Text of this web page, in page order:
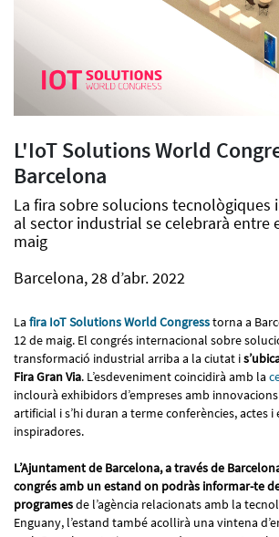
L'IoT Solutions World
Barcelona
La fira sobre solucions tecnològiques
al sector industrial se celebrarà entre
maig
Barcelona, 28 d’abr. 2022
La fira IoT Solutions World Congresstorna a
12 de maig. El congrés internacional sobre
transformació industrial arriba a la ciutat i
Fira Gran Via. L’esdeveniment coincidirà amb la
inclourà exhibidors d’empreses amb innovacions
artificial i s’hi duran a terme conferències, actes i
inspiradores.
L’Ajuntament de Barcelona, a través de
congrés amb un estand on podràs informar-te
programesde l’agència relacionats amb la
Enguany, l’estand també acollirà una vintena